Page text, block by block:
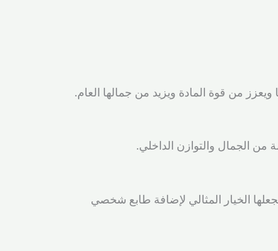
من قوة المادة ويزيد من جمالها العام.
الجمال والتوازن الداخلي.
الخيار المثالي لإضافة طابع شخصي